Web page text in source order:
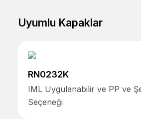
Uyumlu Kapaklar
RN0232K
IML Uygulanabilir ve PP ve Şeffaflık
Seçeneği